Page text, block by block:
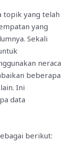
topik yang telah
yang
Sekali
neraca
beberapa
Ini
data
berikut: